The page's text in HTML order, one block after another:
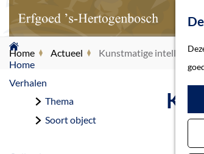
G
a
n
Home
Verhalen
Thema
Soort object
Home Actueel Kunstmatige